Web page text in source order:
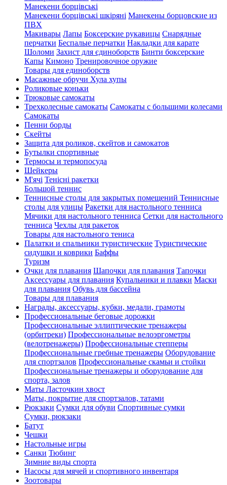
Манекени борцівські
Манекени борцівські шкіряні Манекены борцовские из
ПВХ
Макивары Лапы Боксерские рукавицы Снарядные
перчатки Беспалые перчатки Накладки для карате
Шоломи Захист для єдиноборств Бинти боксерские
Капы Кимоно Тренировочное оружие
Товары для единоборств
Масажные обручи Хула хупы
Роликовые коньки
Трюковые самокаты
Трехколесные самокаты Самокаты с большими колесами
Cамокаты
Пенни борды
Скейты
Защита для роликов, скейтов и самокатов
Бутылки спортивные
Термосы и термопосуда
Шейкеры
М'ячі Тенісні ракетки
Большой теннис
Теннисные столы для закрытых помещений Теннисные
столы для улицы Ракетки для настольного тенниса
Мячики для настольного тенниса Сетки для настольного
тенниса Чехлы для ракеток
Товары для настольного тениса
Палатки и спальники туристические Туристические
сидушки и коврики Баффы
Туризм
Очки для плавания Шапочки для плавания Тапочки
Аксессуары для плавания Купальники и плавки Маски
для плавания Обувь для бассейна
Товары для плавания
Награды, аксессуары, кубки, медали, грамоты
Профессиональные беговые дорожки
Профессиональные эллиптические тренажеры
(орбитреки) Профессиональные велоэргометры
(велотренажеры) Профессиональные cтепперы
Профессиональные гребные тренажеры Оборудование
для спортзалов Профессиональные скамьи и стойки
Профессиональные тренажеры и оборудование для
спорта, залов
Маты Ласточкин хвост
Маты, покрытие для спортзалов, татами
Рюкзаки Сумки для обуви Спортивные сумки
Сумки, рюкзаки
Батут
Чешки
Настольные игры
Санки Тюбинг
Зимние виды спорта
Насосы для мячей и спортивного инвентаря
Зоотовары